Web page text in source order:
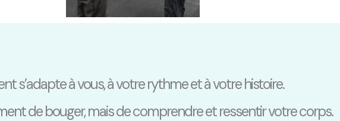
s’adapte à vous, à votre rythme et à votre histoire.
de bouger, mais de comprendre et ressentir votre corps.